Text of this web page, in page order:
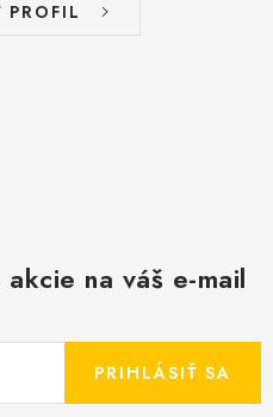
PROFIL
na váš e-mail
PRIHLÁSIŤ SA